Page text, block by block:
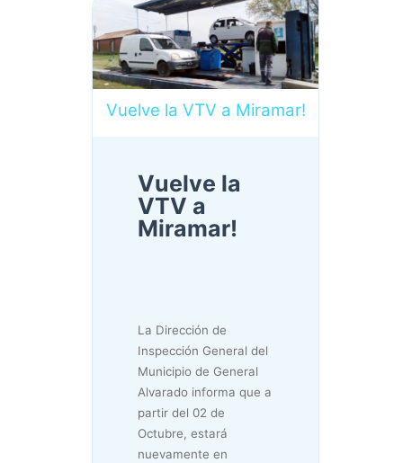
Vuelve la VTV a Miramar!
Vuelve la
VTV a
Miramar!
La Dirección de
Inspección General del
Municipio de General
Alvarado informa que a
partir del 02 de
Octubre, estará
nuevamente en